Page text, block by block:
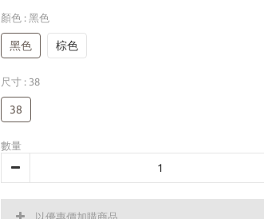
顏色 : 黑色
黑色 棕色
尺寸 : 38
38
數量
以優惠價加購商品